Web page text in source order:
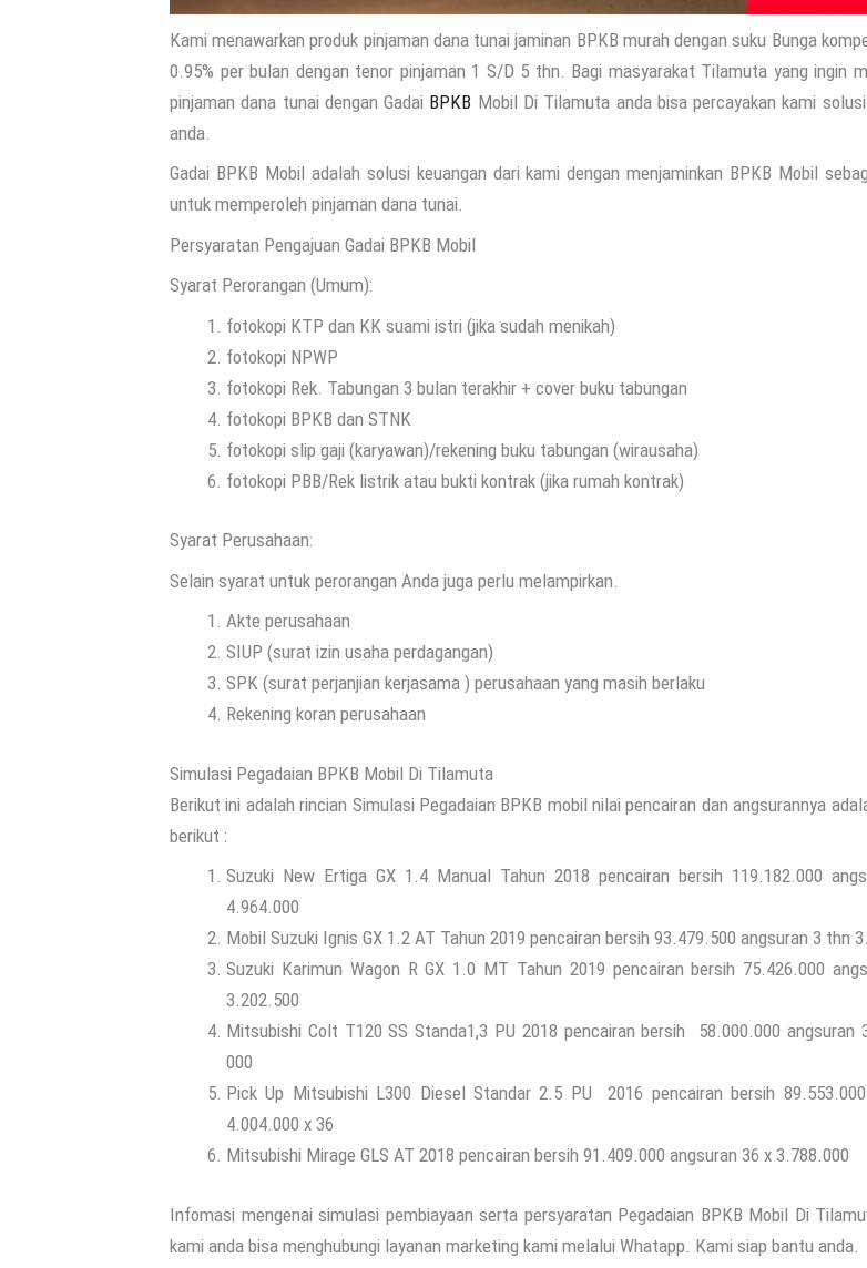
Kami menawarkan produk pinjaman dana tunai jaminan BPKB murah dengan suku Bunga
0.95% per bulan dengan tenor pinjaman 1 S/D 5 thn. Bagi masyarakat Tilamuta yang ingin
pinjaman dana tunai dengan Gadai BPKB Mobil Di Tilamuta anda bisa percayakan kami
anda.
Gadai BPKB Mobil adalah solusi keuangan dari kami dengan menjaminkan BPKB Mobil
untuk memperoleh pinjaman dana tunai.
Persyaratan Pengajuan Gadai BPKB Mobil
Syarat Perorangan (Umum):
fotokopi KTP dan KK suami istri (jika sudah menikah)
fotokopi NPWP
fotokopi Rek. Tabungan 3 bulan terakhir + cover buku tabungan
fotokopi BPKB dan STNK
fotokopi slip gaji (karyawan)/rekening buku tabungan (wirausaha)
fotokopi PBB/Rek listrik atau bukti kontrak (jika rumah kontrak)
Syarat Perusahaan:
Selain syarat untuk perorangan Anda juga perlu melampirkan.
Akte perusahaan
SIUP (surat izin usaha perdagangan)
SPK (surat perjanjian kerjasama ) perusahaan yang masih berlaku
Rekening koran perusahaan
Simulasi Pegadaian BPKB Mobil Di Tilamuta
Berikut ini adalah rincian Simulasi Pegadaian BPKB mobil nilai pencairan dan angsurannya
berikut :
Suzuki New Ertiga GX 1.4 Manual Tahun 2018 pencairan bersih 119.182.000
4.964.000
Mobil Suzuki Ignis GX 1.2 AT Tahun 2019 pencairan bersih 93.479.500 angsuran 3 thn
Suzuki Karimun Wagon R GX 1.0 MT Tahun 2019 pencairan bersih 75.426.000
3.202.500
Mitsubishi Colt T120 SS Standa1,3 PU 2018 pencairan bersih 58.000.000 angsuran
000
Pick Up Mitsubishi L300 Diesel Standar 2.5 PU 2016 pencairan bersih
4.004.000 x 36
Mitsubishi Mirage GLS AT 2018 pencairan bersih 91.409.000 angsuran 36 x 3.788.000
Infomasi mengenai simulasi pembiayaan serta persyaratan Pegadaian BPKB Mobil Di
kami anda bisa menghubungi layanan marketing kami melalui Whatapp. Kami siap bantu anda.